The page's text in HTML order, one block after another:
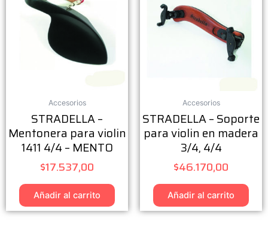
Accesorios
STRADELLA –
Mentonera para violin
1411 4/4 – MENTO
$17.537,00
Añadir al carrito
Accesorios
STRADELLA – Soporte
para violin en madera
3/4, 4/4
$46.170,00
Añadir al carrito